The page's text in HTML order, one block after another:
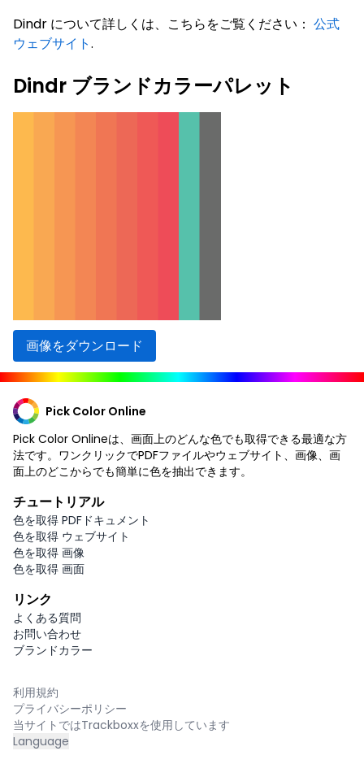
Dindr について詳しくは、こちらをご覧ください： 公式
ウェブサイト.
Dindr ブランドカラーパレット
画像をダウンロード
Pick Color Online
Pick Color Onlineは、画面上のどんな色でも取得できる最適な方
法です。ワンクリックでPDFファイルやウェブサイト、画像、画
面上のどこからでも簡単に色を抽出できます。
チュートリアル
色を取得 PDFドキュメント
色を取得 ウェブサイト
色を取得 画像
色を取得 画面
リンク
よくある質問
お問い合わせ
ブランドカラー
利用規約
プライバシーポリシー
当サイトではTrackboxxを使用しています
Language